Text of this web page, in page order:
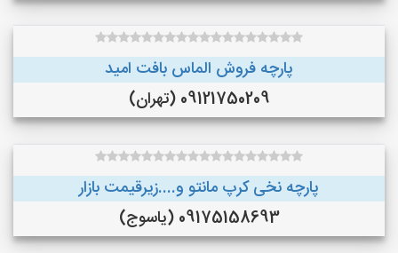
پارچه فروش الماس بافت امید
09121750209 (تهران)
پارچه نخی کرپ مانتو و....زیرقیمت بازار
09175158693 (یاسوج)